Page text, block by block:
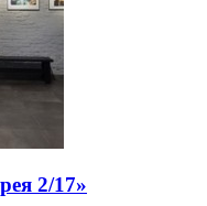
2/17»